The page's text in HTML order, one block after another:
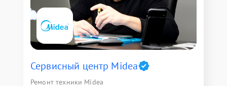
Сервисный центр Midea
Ремонт техники Midea